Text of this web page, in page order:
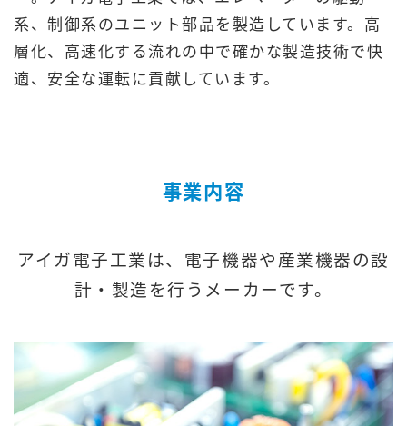
系、制御系のユニット部品を製造しています。高
層化、高速化する流れの中で確かな製造技術で快
適、安全な運転に貢献しています。
事業内容
アイガ電子工業は、電子機器や産業機器の設
計・製造を行うメーカーです。